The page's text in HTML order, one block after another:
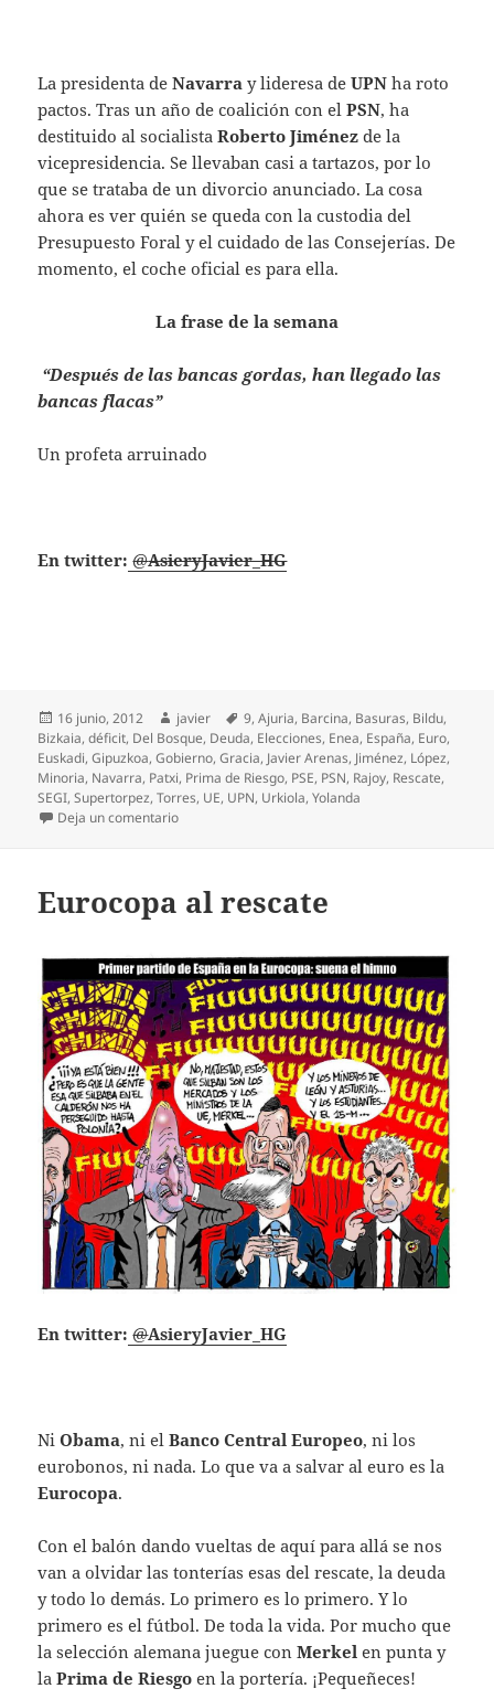
La presidenta deNavarra y lideresa deUPNha roto
pactos. Tras un año de coalición con elPSN, ha
destituido al socialistaRoberto Jiménez de la
vicepresidencia. Se llevaban casi a tartazos, por lo
que se trataba de un divorcio anunciado. La cosa
ahora es ver quién se queda con la custodia del
Presupuesto Foral y el cuidado de las Consejerías. De
momento, el coche oficial es para ella.
La frase de la semana
“Después de las bancas gordas, han llegado las
bancas flacas”
Un profeta arruinado
En twitter: ‏@AsieryJavier_HG
Publicado
el
16 junio, 2012 Autor
javier Etiquetas
9,Ajuria, Barcina, Basuras, Bildu,
Bizkaia,déficit, Del Bosque, Deuda, Elecciones, Enea, España, Euro,
Euskadi,Gipuzkoa,Gobierno,Gracia, Javier Arenas, Jiménez, López,
Minoria, Navarra, Patxi, Prima de Riesgo, PSE, PSN, Rajoy, Rescate,
SEGI,Supertorpez,Torres, UE, UPN, Urkiola,Yolanda
Deja un comentarioen Papeleta en Grecia
Eurocopa al rescate
En twitter: ‏@AsieryJavier_HG
NiObama, ni elBanco Central Europeo, ni los
eurobonos, ni nada. Lo que va a salvar al euro es la
Eurocopa.
Con el balón dando vueltas de aquí para allá se nos
van a olvidar las tonterías esas del rescate, la deuda
y todo lo demás. Lo primero es lo primero. Y lo
primero es el fútbol. De toda la vida. Por mucho que
la selección alemana juegue conMerkel en punta y
laPrima de Riesgo en la portería. ¡Pequeñeces!